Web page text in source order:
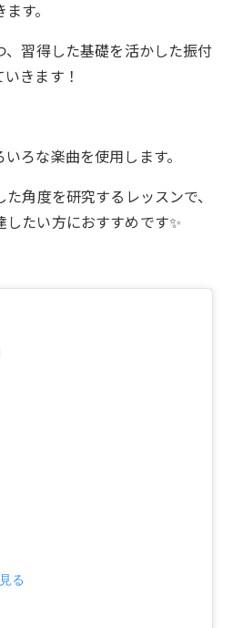
す。
習得した基礎を活かした振付
きます！
ろな楽曲を使用します。
角度を研究するレッスンで、
たい方におすすめです✨
る